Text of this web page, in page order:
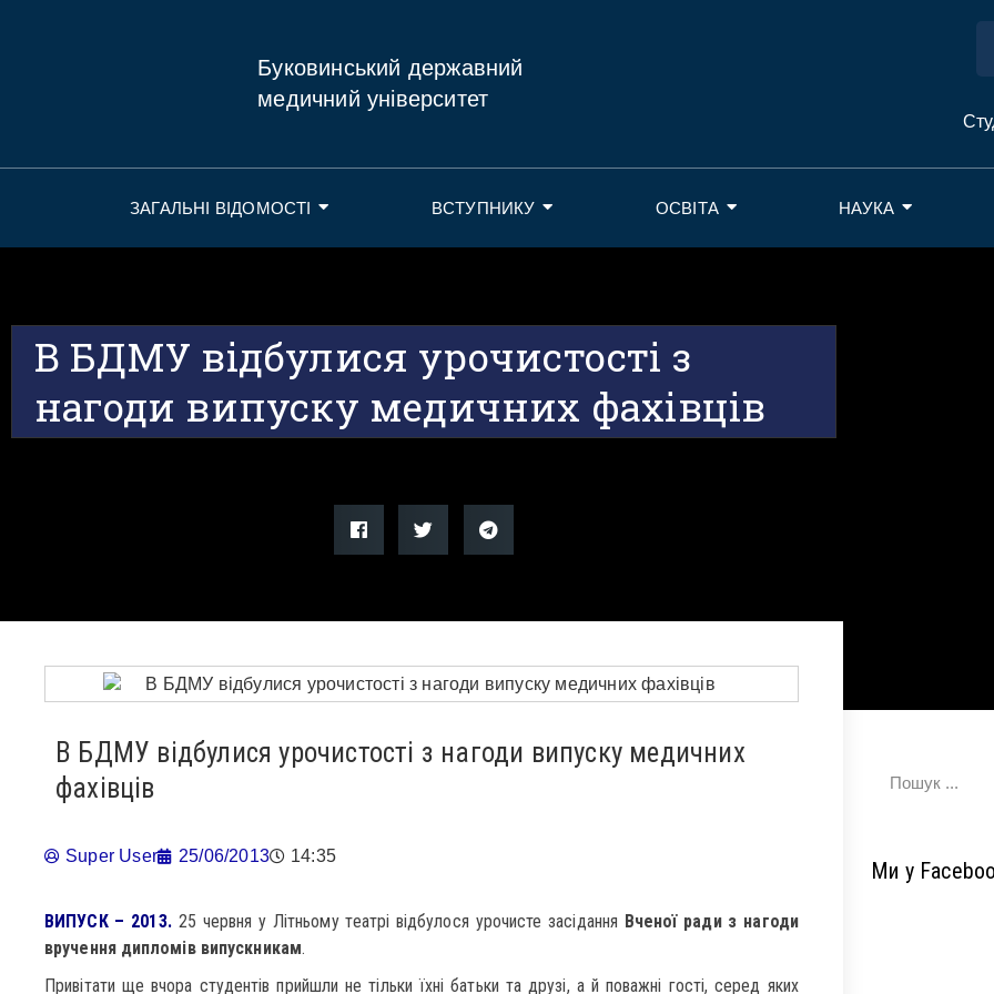
Буковинський державний
медичний університет
ЗАГАЛЬНІ ВІДОМОСТІ ВСТУПНИКУ ОСВІТА НАУКА
В БДМУ відбулися урочистості з
нагоди випуску медичних фахівців
В БДМУ відбулися урочистості з нагоди випуску медичних
фахівців
Super User 25/06/2013 14:35
ВИПУСК – 2013. 25 червня у Літньому театрі відбулося урочисте засідання Вченої ради з нагоди
вручення дипломів випускникам.
Привітати ще вчора студентів прийшли не тільки їхні батьки та друзі, а й поважні гості, серед яких
Ми у